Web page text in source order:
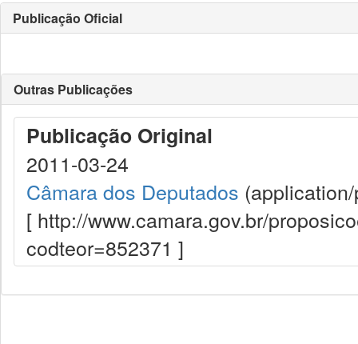
Publicação Oficial
Outras Publicações
Publicação Original
2011-03-24
Câmara dos Deputados
[ http://www.camara.gov.br/
codteor=852371 ]